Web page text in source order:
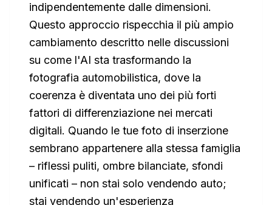
indipendentemente dalle dimensioni.
Questo approccio rispecchia il più ampio
cambiamento descritto nelle discussioni
su come l'AI sta trasformando la
fotografia automobilistica, dove la
coerenza è diventata uno dei più forti
fattori di differenziazione nei mercati
digitali. Quando le tue foto di inserzione
sembrano appartenere alla stessa famiglia
– riflessi puliti, ombre bilanciate, sfondi
unificati – non stai solo vendendo auto;
stai vendendo un'esperienza